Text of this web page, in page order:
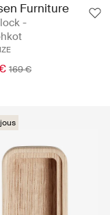
Furniture
-
169 €